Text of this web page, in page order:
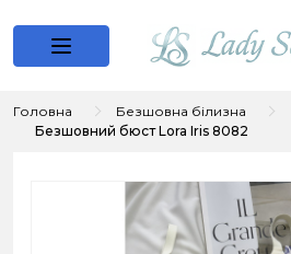
Головна
Безшовна білизна
Безшовний бюст Lora Iris 8082